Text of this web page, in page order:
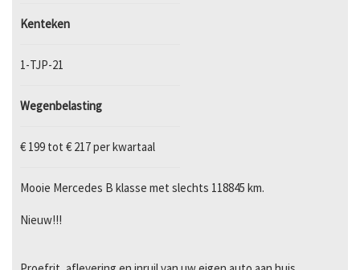
Kenteken
1-TJP-21
Wegenbelasting
€ 199 tot € 217 per kwartaal
Mooie Mercedes B klasse met slechts 118845 km.
Nieuw!!!